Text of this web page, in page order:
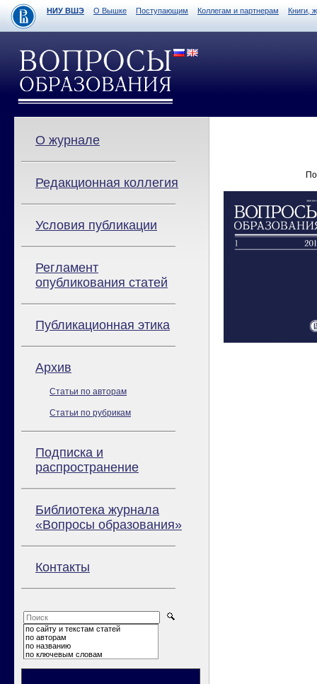
НИУ ВШЭ О Вышке Поступающим Коллегам и партнерам Книги,
О журнале
Редакционная коллегия
Условия публикации
Регламент
опубликования статей
Публикационная этика
Архив
Статьи по авторам
Статьи по рубрикам
Подписка и
распространение
Библиотека журнала
«Вопросы образования»
Контакты
по сайту и текстам статей
по авторам
по названию
по ключевым словам